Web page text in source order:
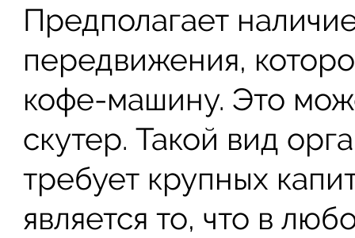
Предполагает
передвижения,
кофе-машину. Это
скутер. Такой вид
требует крупных
является то, что в